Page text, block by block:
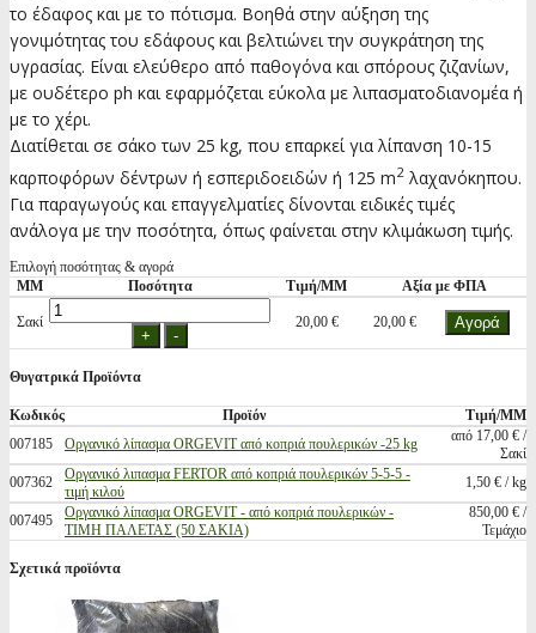
το έδαφος και με το πότισμα. Βοηθά στην αύξηση της
γονιμότητας του εδάφους και βελτιώνει την συγκράτηση της
υγρασίας. Είναι ελεύθερο από παθογόνα και σπόρους ζιζανίων,
με ουδέτερο ph και εφαρμόζεται εύκολα με λιπασματοδιανομέα ή
με το χέρι.
Διατίθεται σε σάκο των 25 kg, που επαρκεί για λίπανση 10-15
καρποφόρων δέντρων ή εσπεριδοειδών ή 125 m2 λαχανόκηπου.
Για παραγωγούς και επαγγελματίες δίνονται ειδικές τιμές
ανάλογα με την ποσότητα, όπως φαίνεται στην κλιμάκωση τιμής.
Επιλογή ποσότητας & αγορά
ΜΜ
Ποσότητα Τιμή/ΜΜ Αξία με ΦΠΑ
Σακί 20,00 € 20,00 €
Θυγατρικά Προϊόντα
Κωδικός Προϊόν
Τιμή/ΜΜ
007185
Οργανικό λίπασμα ORGEVIT από κοπριά πουλερικών -25 kg
από 17,00 € /
Σακί
007362
Οργανικό λιπασμα FERTOR από κοπριά πουλερικών 5-5-5 -
τιμή κιλού
1,50 € / kg
007495
Οργανικό λίπασμα ORGEVIT - από κοπριά πουλερικών -
ΤΙΜΗ ΠΑΛΕΤΑΣ (50 ΣΑΚΙΑ)
850,00 € /
Τεμάχιο
Σχετικά προϊόντα